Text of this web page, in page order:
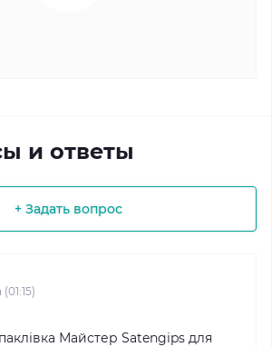
и ответы
+ Задать вопрос
Майстер Satengips для